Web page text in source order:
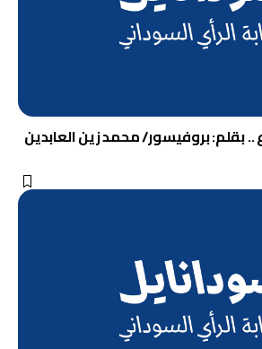
.. بقلم: بروفيسور/ محمد زين العابدين